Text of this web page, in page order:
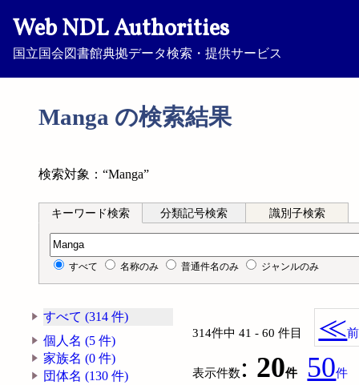
Web NDL Authorities
国立国会図書館典拠データ検索・提供サービス
Manga の検索結果
検索対象：“Manga”
キーワード検索 分類記号検索 識別子検索
キーワード検索
すべて 名称のみ 普通件名のみ ジャンルのみ
すべて (314 件)
個人名 (5 件)
家族名 (0 件)
団体名 (130 件)
314件中 41 - 60 件目 ≪前
表示件数 : 20件 50件